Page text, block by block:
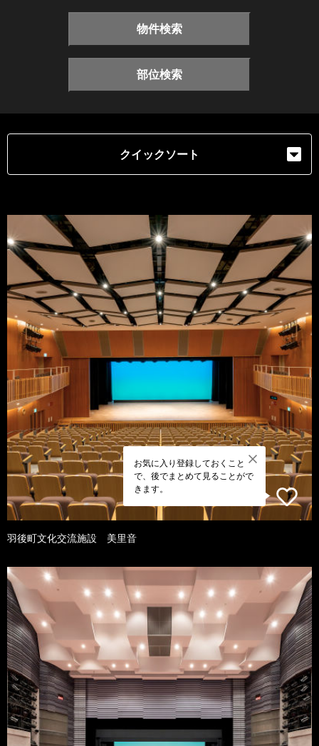
物件検索
部位検索
クイックソート
お気に入り登録しておくこと
で、後でまとめて見ることがで
きます。
羽後町文化交流施設 美里音